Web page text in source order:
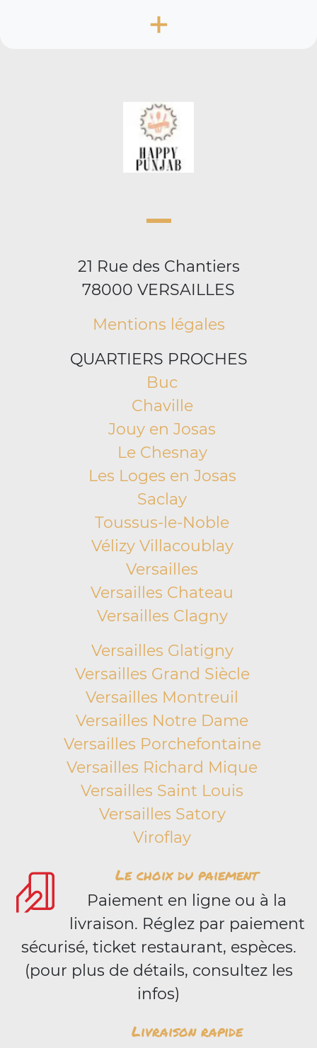
+
21 Rue des Chantiers
78000 VERSAILLES
Mentions légales
QUARTIERS PROCHES
Buc
Chaville
Jouy en Josas
Le Chesnay
Les Loges en Josas
Saclay
Toussus-le-Noble
Vélizy Villacoublay
Versailles
Versailles Chateau
Versailles Clagny
Versailles Glatigny
Versailles Grand Siècle
Versailles Montreuil
Versailles Notre Dame
Versailles Porchefontaine
Versailles Richard Mique
Versailles Saint Louis
Versailles Satory
Viroflay
Le choix du paiement
Paiement en ligne ou à la
livraison. Réglez par paiement
sécurisé, ticket restaurant, espèces.
(pour plus de détails, consultez les
infos)
Livraison rapide